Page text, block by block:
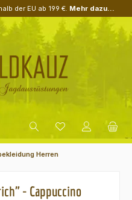
der EU ab 199 €. Mehr dazu...
Herren
- Cappuccino